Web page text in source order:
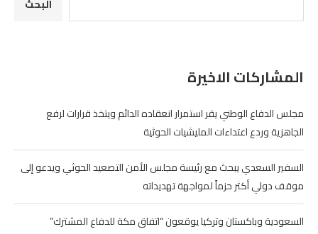
البحث
المشاركات الاخيرة
مجلس الدفاع الوطني يقر استمرار انعقاده الدائم ويتخذ قرارات لرفع
الجاهزية وردع اعتداءات المليشيات الحوثية
السفير السعدي يبحث مع رئيسة مجلس الأمن التصعيد الحوثي ويدعو إلى
موقف دولي أكثر حزماً لمواجهة تهديداته
السعودية وباكستان وتركيا يوقعون “اتفاق مكة للدفاع المشترك”